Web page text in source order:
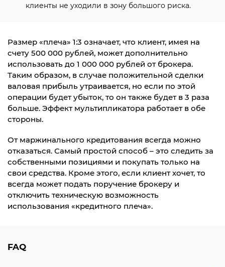
клиенты не уходили в зону большого риска.
Размер «плеча» 1:3 означает, что клиент, имея на
счету 500 000 рублей, может дополнительно
использовать до 1 000 000 рублей от брокера.
Таким образом, в случае положительной сделки
валовая прибыль утраивается, но если по этой
операции будет убыток, то он также будет в 3 раза
больше. Эффект мультипликатора работает в обе
стороны.
От маржинального кредитования всегда можно
отказаться. Самый простой способ – это следить за
собственными позициями и покупать только на
свои средства. Кроме этого, если клиент хочет, то
всегда может подать поручение брокеру и
отключить техническую возможность
использования «кредитного плеча».
FAQ